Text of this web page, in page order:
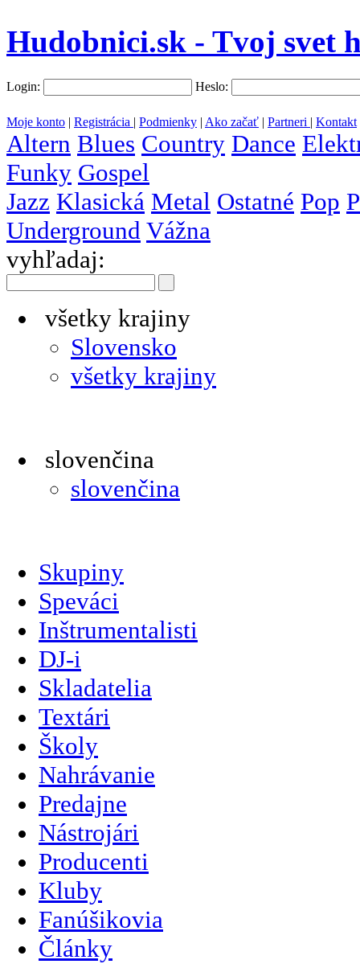
Hudobnici.sk - Tvoj svet
Login: Heslo:
Moje konto | Registrácia | Podmienky | Ako začať | Partneri | Kontakt
Altern Blues Country Dance
Funky Gospel
Jazz Klasická Metal Ostatné Pop
Underground Vážna
vyhľadaj:
všetky krajiny
Slovensko
všetky krajiny
slovenčina
slovenčina
Skupiny
Speváci
Inštrumentalisti
DJ-i
Skladatelia
Textári
Školy
Nahrávanie
Predajne
Nástrojári
Producenti
Kluby
Fanúšikovia
Články